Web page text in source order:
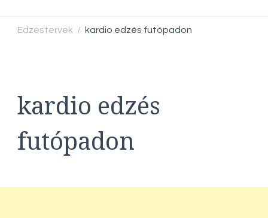
Edzéstervek / kardio edzés futópadon
kardio edzés
futópadon